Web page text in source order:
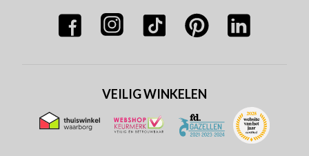
VEILIG WINKELEN